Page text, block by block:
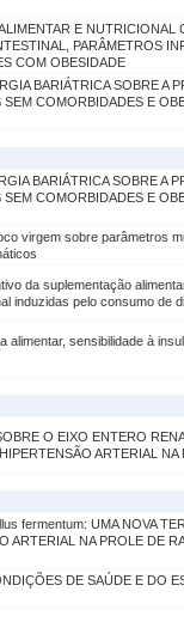
E NUTRICIONAL
PARÂMETROS
COM OBESIDADE
BARIÁTRICA SOBRE A
COMORBIDADES E
BARIÁTRICA SOBRE A
COMORBIDADES E
virgem sobre parâmetros
da suplementação
induzidas pelo consumo de
alimentar, sensibilidade à
O EIXO ENTERO
ARTERIAL NA
fermentum: UMA NOVA
ARTERIAL NA PROLE DE
DE SAÚDE E DO